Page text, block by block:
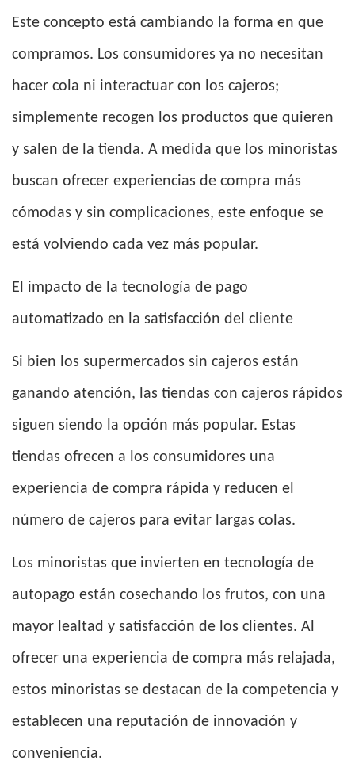
Este concepto está cambiando la forma en que
compramos. Los consumidores ya no necesitan
hacer cola ni interactuar con los cajeros;
simplemente recogen los productos que quieren
y salen de la tienda. A medida que los minoristas
buscan ofrecer experiencias de compra más
cómodas y sin complicaciones, este enfoque se
está volviendo cada vez más popular.
El impacto de la tecnología de pago
automatizado en la satisfacción del cliente
Si bien los supermercados sin cajeros están
ganando atención, las tiendas con cajeros rápidos
siguen siendo la opción más popular. Estas
tiendas ofrecen a los consumidores una
experiencia de compra rápida y reducen el
número de cajeros para evitar largas colas.
Los minoristas que invierten en tecnología de
autopago están cosechando los frutos, con una
mayor lealtad y satisfacción de los clientes. Al
ofrecer una experiencia de compra más relajada,
estos minoristas se destacan de la competencia y
establecen una reputación de innovación y
conveniencia.